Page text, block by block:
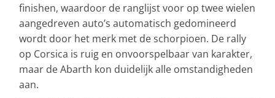
finishen, waardoor de ranglijst voor op twee wielen
aangedreven auto’s automatisch gedomineerd
wordt door het merk met de schorpioen. De rally
op Corsica is ruig en onvoorspelbaar van karakter,
maar de Abarth kon duidelijk alle omstandigheden
aan.